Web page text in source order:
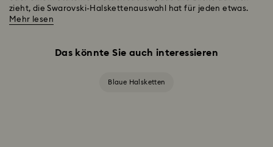
zieht, die Swarovski-Halskettenauswahl hat für jeden etwas.
Mehr lesen
Das könnte Sie auch interessieren
Blaue Halsketten